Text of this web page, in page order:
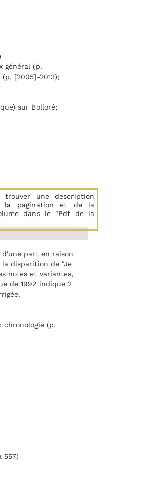
général (p.
[2005]-2013);
sur Bolloré;
trouver une description
la pagination et de la
dans le "Pdf de la
d'une part en raison
disparition de "Je
notes et variantes,
de 1992 indique 2
chronologie (p.
557)